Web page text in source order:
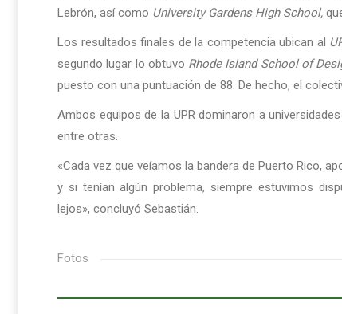
Lebrón, así como University Gardens High School,
Los resultados finales de la competencia ubican al
segundo lugar lo obtuvo Rhode Island School of
puesto con una puntuación de 88. De hecho, el
Ambos equipos de la UPR dominaron a
entre otras.
«Cada vez que veíamos la bandera de Puerto Rico,
y si tenían algún problema, siempre estuvimos
lejos», concluyó Sebastián.
Fotos